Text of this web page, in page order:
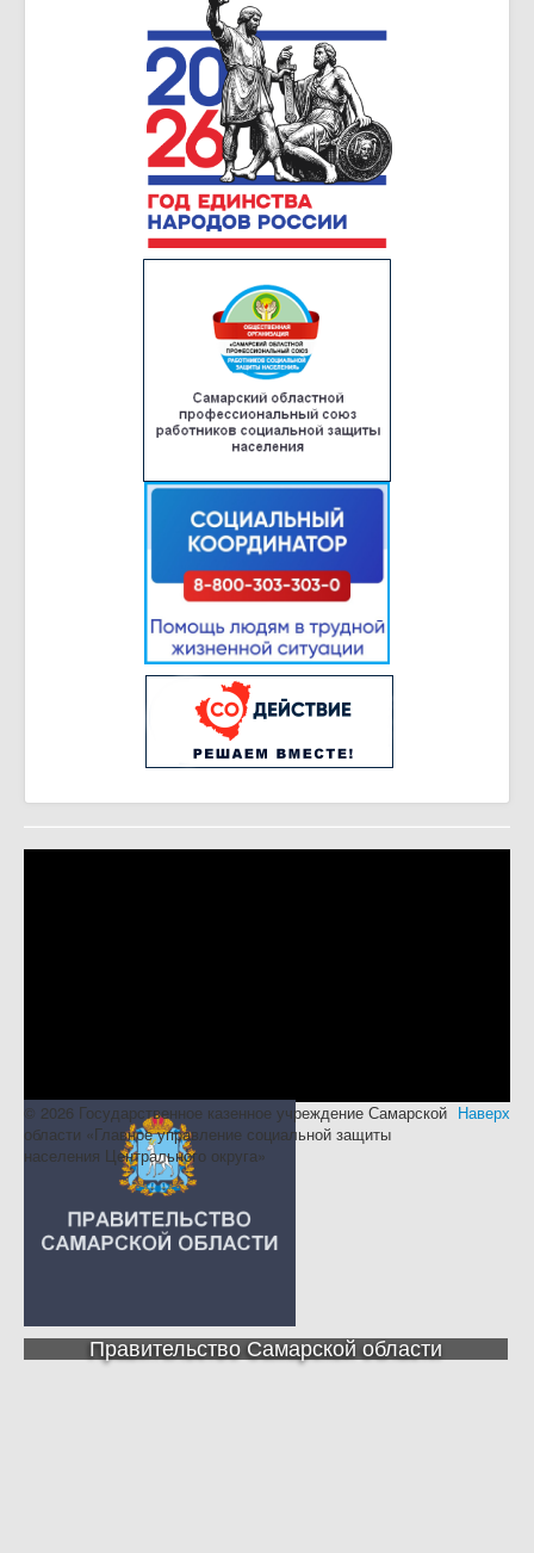
Правительство Самарской области
Наверх
© 2026 Государственное казенное учреждение Самарской
области «Главное управление социальной защиты
населения Центрального округа»